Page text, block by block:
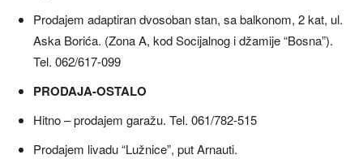
Prodajem adaptiran dvosoban stan, sa balkonom, 2 kat, ul.
Aska Borića. (Zona A, kod Socijalnog i džamije “Bosna”).
Tel. 062/617-099
PRODAJA-OSTALO
Hitno – prodajem garažu. Tel. 061/782-515
Prodajem livadu “Lužnice”, put Arnauti.